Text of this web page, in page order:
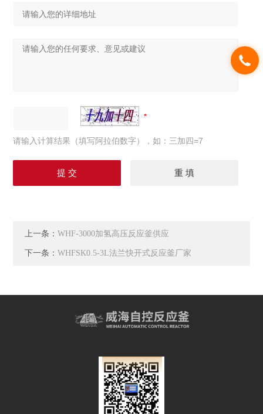
请输入计算结果（填写阿拉伯数字），如：三加四=7
上一条：WHF-3000加氢高压反应釜供应
下一条：WHFSK0.5-3L法兰快开式反应釜厂家